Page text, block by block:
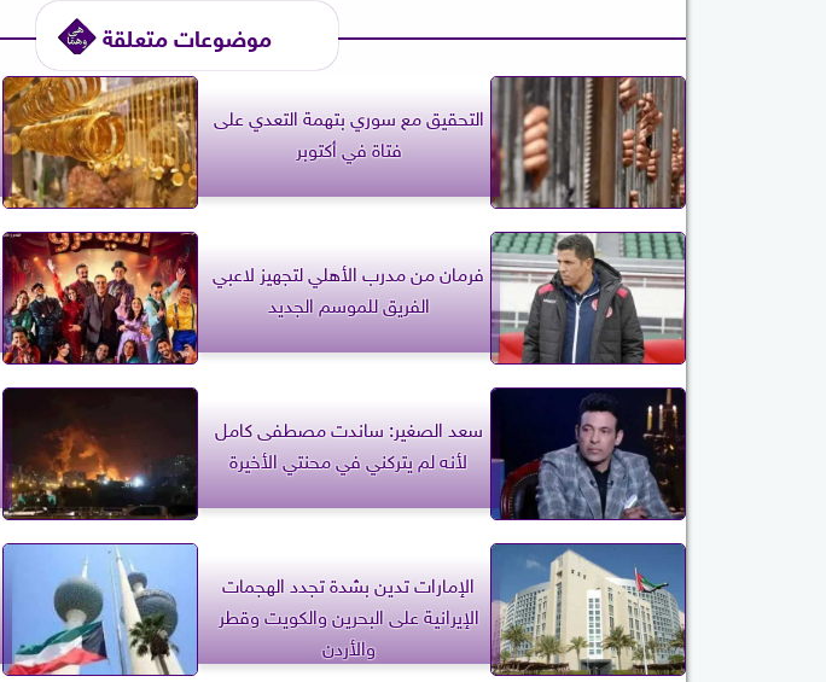
موضوعات متعلقة
التحقيق مع سوري بتهمة التعدي على
فتاة في أكتوبر
فرمان من مدرب الأهلي لتجهيز لاعبي
الفريق للموسم الجديد
سعد الصغير: ساندت مصطفى كامل
لأنه لم يتركني في محنتي الأخيرة
الإمارات تدين بشدة تجدد الهجمات
الإيرانية على البحرين والكويت وقطر
والأردن